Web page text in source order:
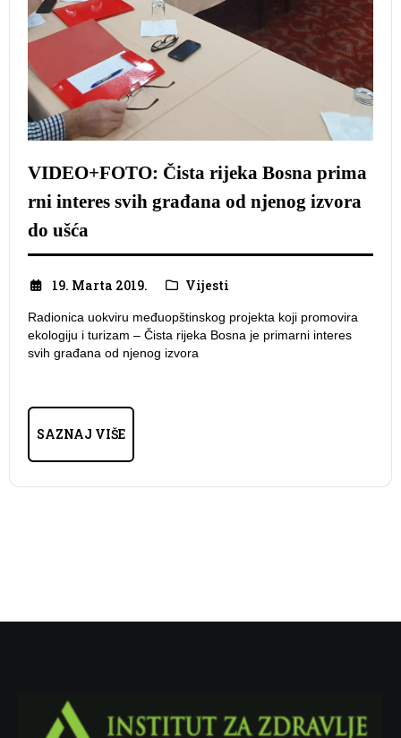
VIDEO+FOTO: Čista rijeka Bosna prima
rni interes svih građana od njenog izvora
do ušća
19. Marta 2019. Vijesti
Radionica uokviru međuopštinskog projekta koji promovira
ekologiju i turizam – Čista rijeka Bosna je primarni interes
svih građana od njenog izvora
SAZNAJ VIŠE